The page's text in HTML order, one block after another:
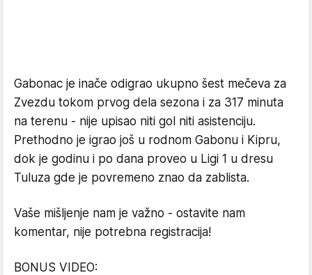
Gabonac je inače odigrao ukupno šest mečeva za
Zvezdu tokom prvog dela sezona i za 317 minuta
na terenu - nije upisao niti gol niti asistenciju.
Prethodno je igrao još u rodnom Gabonu i Kipru,
dok je godinu i po dana proveo u Ligi 1 u dresu
Tuluza gde je povremeno znao da zablista.
Vaše mišljenje nam je važno - ostavite nam
komentar, nije potrebna registracija!
BONUS VIDEO: